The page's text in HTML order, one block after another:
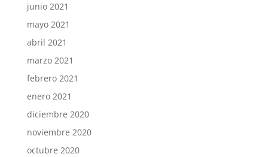
junio 2021
mayo 2021
abril 2021
marzo 2021
febrero 2021
enero 2021
diciembre 2020
noviembre 2020
octubre 2020